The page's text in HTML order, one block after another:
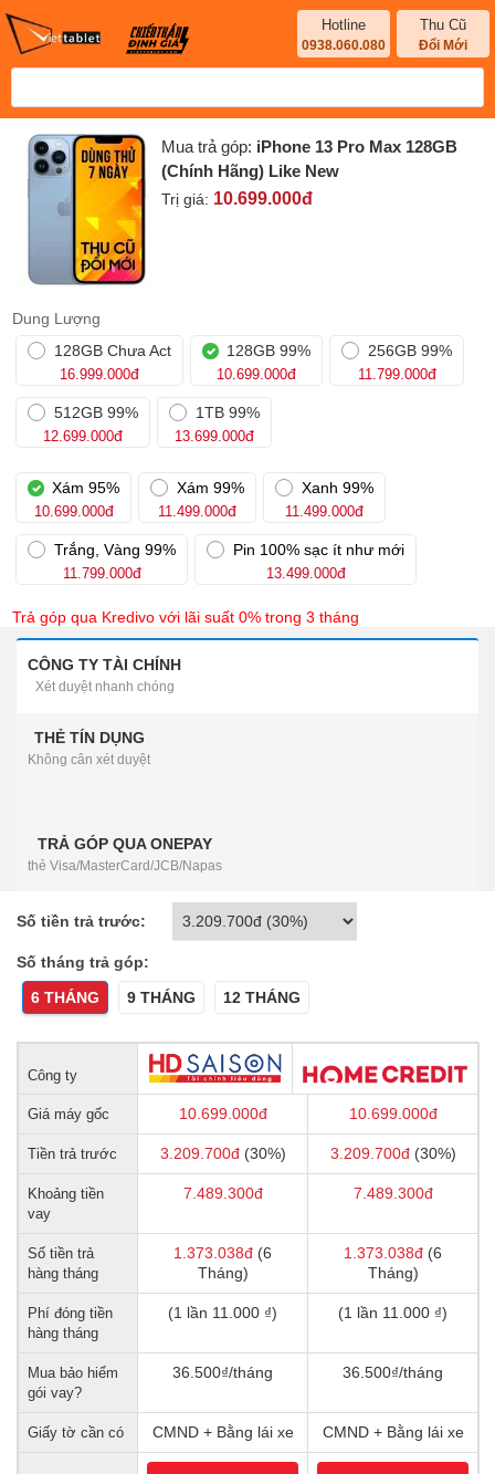
Hotline
0938.060.080
Thu Cũ
Đổi Mới
Mua trả góp: iPhone 13 Pro Max 128GB
(Chính Hãng) Like New
Trị giá: 10.699.000đ
Dung Lượng
128GB Chưa Act
16.999.000đ
128GB 99%
10.699.000đ
256GB 99%
11.799.000đ
512GB 99%
12.699.000đ
1TB 99%
13.699.000đ
Xám 95%
10.699.000đ
Xám 99%
11.499.000đ
Xanh 99%
11.499.000đ
Trắng, Vàng 99%
11.799.000đ
Pin 100% sạc ít như mới
13.499.000đ
Trả góp qua Kredivo với lãi suất 0% trong 3 tháng
CÔNG TY TÀI CHÍNH
Xét duyệt nhanh chóng
THẺ TÍN DỤNG
Không cân xét duyệt
TRẢ GÓP QUA ONEPAY
thẻ Visa/MasterCard/JCB/Napas
Số tiền trả trước:
Số tháng trả góp:
6 THÁNG
9 THÁNG 12 THÁNG
Công ty
Giá máy gốc 10.699.000đ 10.699.000đ
Tiền trả trước 3.209.700đ(30%) 3.209.700đ(30%)
Khoảng tiền
vay
7.489.300đ 7.489.300đ
Số tiền trả
hàng tháng
1.373.038đ (6
Tháng)
1.373.038đ (6
Tháng)
Phí đóng tiền
hàng tháng
(1 lần 11.000 ₫) (1 lần 11.000 ₫)
Mua bảo hiểm
gói vay?
36.500₫/tháng 36.500₫/tháng
Giấy tờ cần có CMND + Bằng lái xe CMND + Bằng lái xe